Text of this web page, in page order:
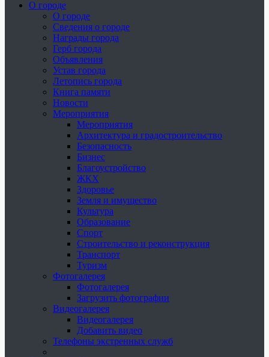
О городе
О городе
Сведения о городе
Награды города
Герб города
Объявления
Устав города
Летопись города
Книга памяти
Новости
Мероприятия
Мероприятия
Архитектура и градостроительство
Безопасность
Бизнес
Благоустройство
ЖКХ
Здоровье
Земля и имущество
Культура
Образование
Спорт
Строительство и реконструкция
Транспорт
Туризм
Фотогалерея
Фотогалерея
Загрузить фотографии
Видеогалерея
Видеогалерея
Добавить видео
Телефоны экстренных служб